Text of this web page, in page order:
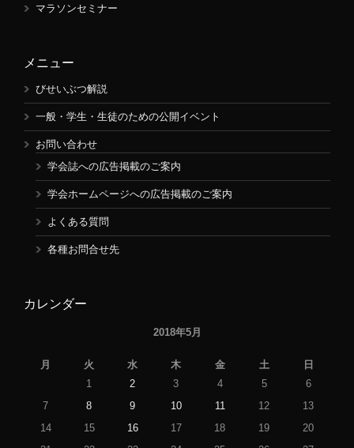
マラソンセミナー
メニュー
びせいぶつ解説
一般・学生・生徒のための公開イベント
お問い合わせ
学会誌への広告掲載のご案内
学会ホームページへの広告掲載のご案内
よくある質問
各種お問合せ先
カレンダー
2018年5月
月 火 水 木 金 土
日
1
2 3 4 5
6
7
8 9 10 11 12
13
14
15 16 17 18 19
20